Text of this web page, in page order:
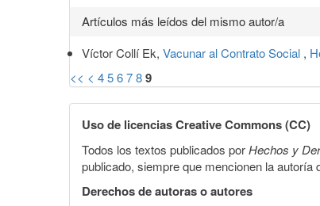
Artículos más leídos del mismo autor/a
Víctor Collí Ek, Vacunar al Contrato Social ,
<< < 456789
Uso de licencias Creative Commons (CC)
Todos los textos publicados porHechos y
publicado, siempre que mencionen la
Derechos de autoras o autores